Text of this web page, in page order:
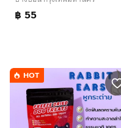
฿ 55
HOT